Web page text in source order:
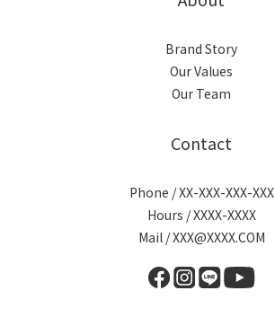
Brand Story
Our Values
Our Team
Contact
Phone / XX-XXX-XXX-XXX
Hours / XXXX-XXXX
Mail / XXX@XXXX.COM